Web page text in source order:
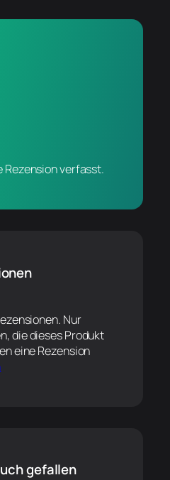
Rezension verfasst.
Nur
die dieses Produkt
eine Rezension
gefallen